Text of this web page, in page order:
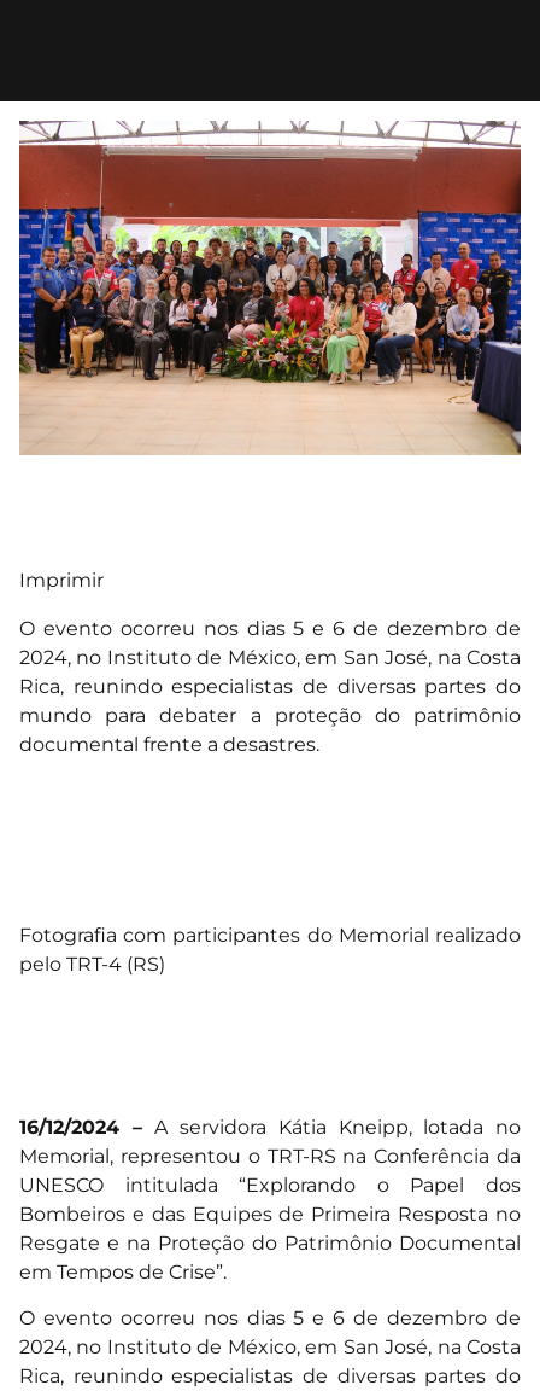
Imprimir
O evento ocorreu nos dias 5 e 6 de dezembro de
2024, no Instituto de México, em San José, na Costa
Rica, reunindo especialistas de diversas partes do
mundo para debater a proteção do patrimônio
documental frente a desastres.
Fotografia com participantes do Memorial realizado
pelo TRT-4 (RS)
16/12/2024 –A servidora Kátia Kneipp, lotada no
Memorial, representou o TRT-RS na Conferência da
UNESCO intitulada “Explorando o Papel dos
Bombeiros e das Equipes de Primeira Resposta no
Resgate e na Proteção do Patrimônio Documental
em Tempos de Crise”.
O evento ocorreu nos dias 5 e 6 de dezembro de
2024, no Instituto de México, em San José, na Costa
Rica, reunindo especialistas de diversas partes do